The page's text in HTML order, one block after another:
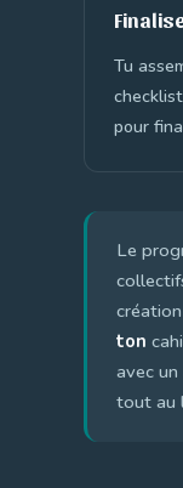
Tu
pour
Le
ton
avec
tout au